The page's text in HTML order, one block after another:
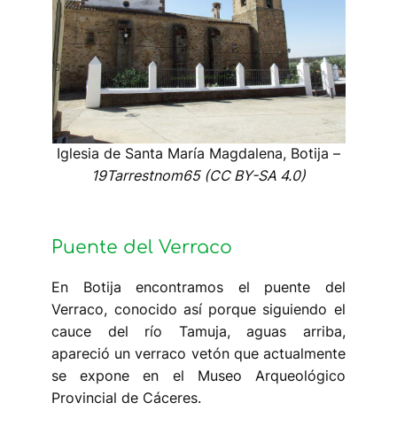
Iglesia de Santa María Magdalena, Botija –
19Tarrestnom65 (CC BY-SA 4.0)
Puente del Verraco
En Botija encontramos el puente del
Verraco, conocido así porque siguiendo el
cauce del río Tamuja, aguas arriba,
apareció un verraco vetón que actualmente
se expone en el Museo Arqueológico
Provincial de Cáceres.